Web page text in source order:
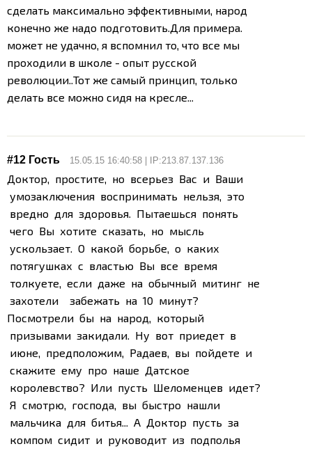
сделать максимально эффективными, народ
конечно же надо подготовить. Для примера.
может не удачно, я вспомнил то, что все мы
проходили в школе - опыт русской
революции..Тот же самый принцип, только
делать все можно сидя на кресле...
#12 Гость 15.05.15 16:40:58 | IP:213.87.137.136
Доктор, простите, но всерьез Вас и Ваши
умозаключения воспринимать нельзя, это
вредно для здоровья. Пытаешься понять
чего Вы хотите сказать, но мысль
ускользает. О какой борьбе, о каких
потягушках с властью Вы все время
толкуете, если даже на обычный митинг не
захотели забежать на 10 минут?
Посмотрели бы на народ, который
призывами закидали. Ну вот приедет в
июне, предположим, Радаев, вы пойдете и
скажите ему про наше Датское
королевство? Или пусть Шеломенцев идет?
Я смотрю, господа, вы быстро нашли
мальчика для битья... А Доктор пусть за
компом сидит и руководит из подполья